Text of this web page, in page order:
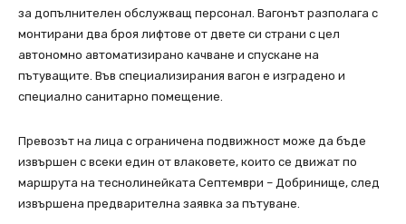
за допълнителен обслужващ персонал. Вагонът разполага с
монтирани два броя лифтове от двете си страни с цел
автономно автоматизирано качване и спускане на
пътуващите. Във специализирания вагон е изградено и
специално санитарно помещение.
Превозът на лица с ограничена подвижност може да бъде
извършен с всеки един от влаковете, които се движат по
маршрута на теснолинейката Септември – Добринище, след
извършена предварителна заявка за пътуване.